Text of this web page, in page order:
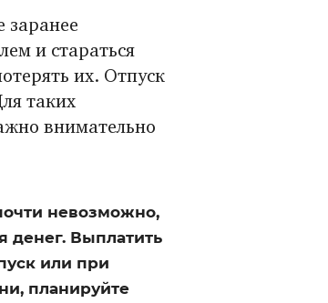
заранее
и стараться
их. Отпуск
таких
внимательно
невозможно,
денег. Выплатить
или при
планируйте